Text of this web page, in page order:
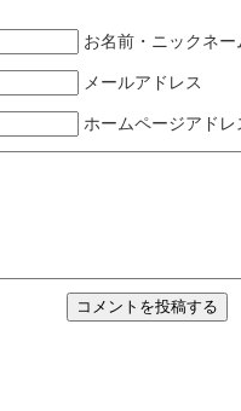
お名前・ニックネー
メールアドレス
ホームページアドレ